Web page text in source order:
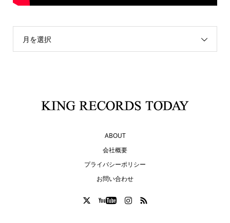
月を選択
ABOUT
会社概要
プライバシーポリシー
お問い合わせ